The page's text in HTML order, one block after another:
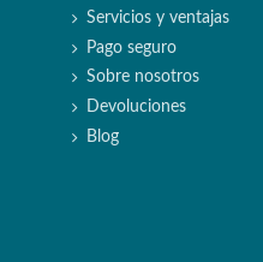
Servicios y ventajas
Pago seguro
Sobre nosotros
Devoluciones
Blog